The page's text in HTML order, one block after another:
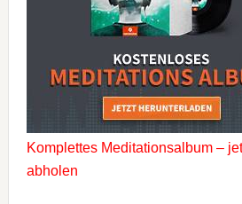
Komplettes Meditationsalbum –
abholen